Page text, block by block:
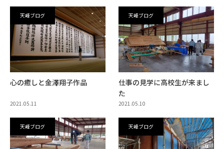
天峰ブログ
心の癒しと金澤翔子作品
2021.05.11
天峰ブログ
仕事の見学に高校生が来まし
た
2021.05.10
天峰ブログ 天峰ブログ